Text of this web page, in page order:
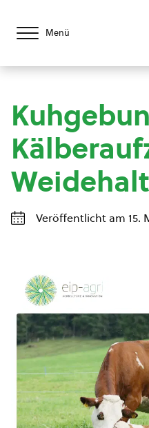
Menü
Veröffentlicht am 15.